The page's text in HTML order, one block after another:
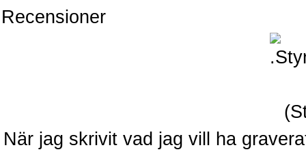
Recensioner
När jag skrivit vad jag vill ha